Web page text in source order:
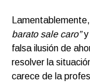
barato sale caro”y
falsa ilusión de
resolver la
carece de la